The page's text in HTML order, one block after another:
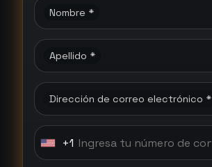
Nombre *
Apellido *
Dirección de correo electrónico *
U +1